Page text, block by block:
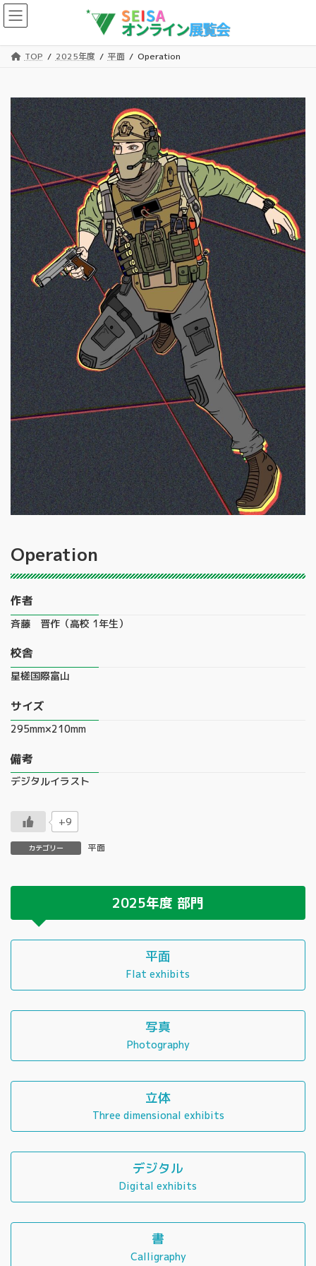
コ
ン
ン
ナ
ビ
ー
TOP 2025年度 平面 Operation
Operation
作者
斉藤 晋作（高校 1年生）
校舎
星槎国際富山
サイズ
295mm×210mm
備考
デジタルイラスト
+9
カテゴリー 平面
2025年度 部門
平面
Flat exhibits
写真
Photography
立体
Three dimensional exhibits
デジタル
Digital exhibits
書
Calligraphy